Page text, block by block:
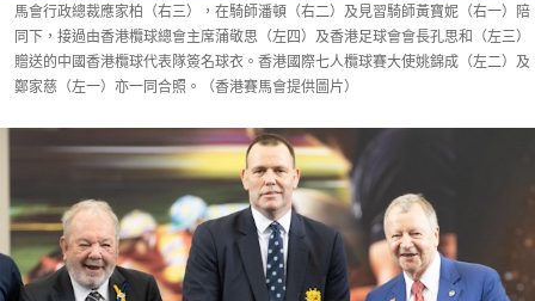
馬會行政總裁應家柏（右三），在騎師潘頓（右二）及見習騎師黃寶妮（右一）陪
同下，接過由香港欖球總會主席蒲敬思（左四）及香港足球會會長孔思和（左三）
贈送的中國香港欖球代表隊簽名球衣。香港國際七人欖球賽大使姚錦成（左二）及
鄭家慈（左一）亦一同合照。（香港賽馬會提供圖片）